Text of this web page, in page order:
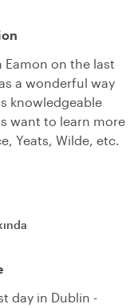
on the last
a wonderful way
knowledgeable
want to learn more
Yeats, Wilde, etc.
day in Dublin -